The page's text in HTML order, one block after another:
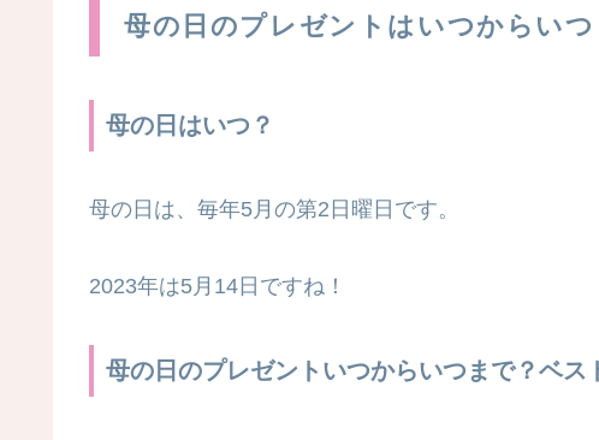
母の日のプレゼントはいつからい
母の日はいつ？
母の日は、毎年5月の第2日曜日です。
2023年は5月14日ですね！
母の日のプレゼントいつからいつまで？ベス